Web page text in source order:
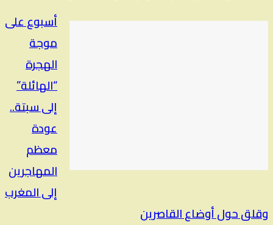
أسبوع على
موجة
الهجرة
“الهائلة”
إلى سبتة..
عودة
معظم
المهاجرين
إلى المغرب
وقلق حول أوضاع القاصرين